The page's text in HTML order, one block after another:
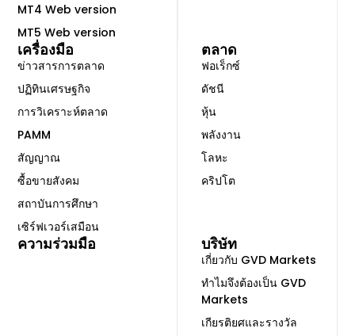
MT4 Web version
MT5 Web version
ตลาด
ฟอเร็กซ์
ดัชนี
หุ้น
พลังงาน
โลหะ
คริปโต
เครื่องมือ
ข่าวสารการตลาด
ปฏิทินเศรษฐกิจ
การวิเคราะห์ตลาด
PAMM
สัญญาณ
ซื้อขายสังคม
สถาบันการศึกษา
เซิร์ฟเวอร์เสมือน
บริษัท
เกี่ยวกับ GVD Markets
ทำไมจึงต้องเป็น GVD
Markets
เกียรติยศและรางวัล
ความร่วมมือ